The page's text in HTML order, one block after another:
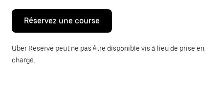
Échap
pour
fermer
calendrier.
Réservez une course
Uber Reserve peut ne pas être disponible vis à lieu de prise en
charge.